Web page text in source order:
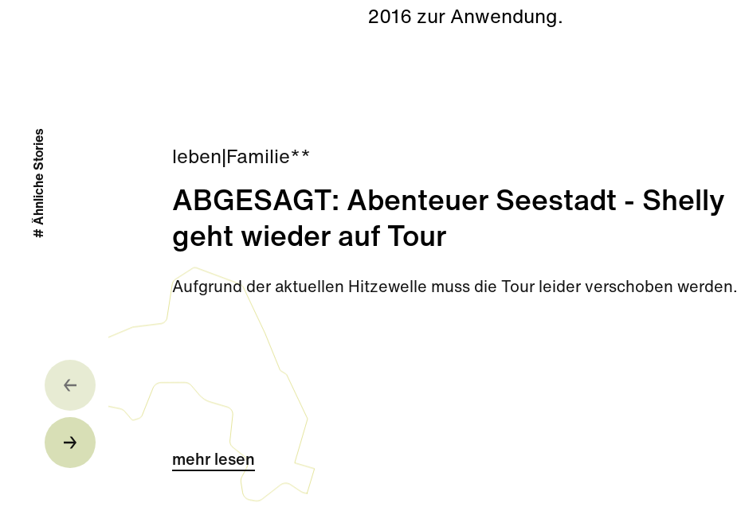
2016 zur Anwendung.
leben Familie**
ABGESAGT: Abenteuer Seestadt - Shelly
geht wieder auf Tour
Aufgrund der aktuellen Hitzewelle muss die Tour leider verschoben werden.
mehr lesen
# Ähnliche Stories